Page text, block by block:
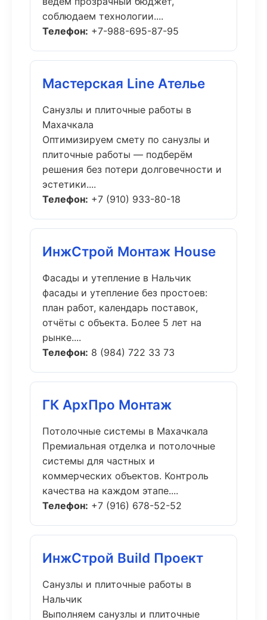
соблюдаем технологии....
Телефон: +7-988-695-87-95
Мастерская Line Ателье
Санузлы и плиточные работы в
Махачкала
Оптимизируем смету по санузлы и
плиточные работы — подберём
решения без потери долговечности и
эстетики....
Телефон: +7 (910) 933-80-18
ИнжСтрой Монтаж House
Фасады и утепление в Нальчик
фасады и утепление без простоев:
план работ, календарь поставок,
отчёты с объекта. Более 5 лет на
рынке....
Телефон: 8 (984) 722 33 73
ГК АрхПро Монтаж
Потолочные системы в Махачкала
Премиальная отделка и потолочные
системы для частных и
коммерческих объектов. Контроль
качества на каждом этапе....
Телефон: +7 (916) 678-52-52
ИнжСтрой Build Проект
Санузлы и плиточные работы в
Нальчик
Выполняем санузлы и плиточные